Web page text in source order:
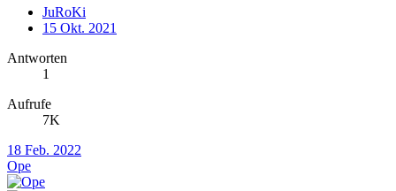
JuRoKi
15 Okt. 2021
Antworten
1
Aufrufe
7K
18 Feb. 2022
Ope